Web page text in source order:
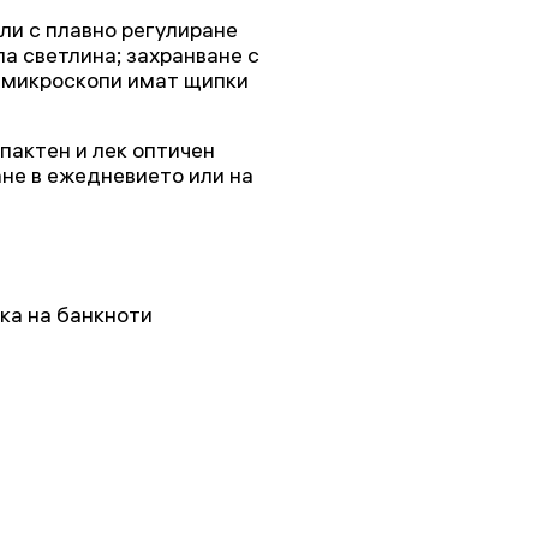
с плавно регулиране
светлина; захранване с
имат щипки
и лек оптичен
в ежедневието или на
на банкноти